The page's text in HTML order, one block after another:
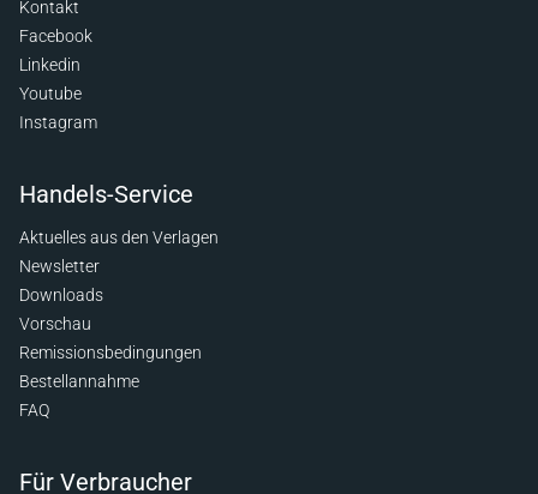
Kontakt
Facebook
Linkedin
Youtube
Instagram
Handels-Service
Aktuelles aus den Verlagen
Newsletter
Downloads
Vorschau
Remissionsbedingungen
Bestellannahme
FAQ
Für Verbraucher